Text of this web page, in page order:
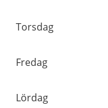
Torsdag
Fredag
Lördag